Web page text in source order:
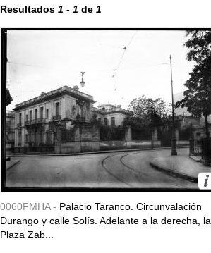
Resultados 1 - 1 de 1
0060FMHA - Palacio Taranco. Circunvalación
Durango y calle Solís. Adelante a la derecha, la
Plaza Zab...